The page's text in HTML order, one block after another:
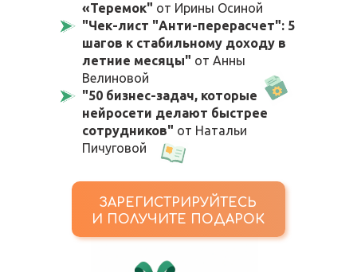
«Теремок" от Ирины Осиной
"Чек-лист "Анти-перерасчет": 5
шагов к стабильному доходу в
летние месяцы" от Анны
Велиновой
"50 бизнес-задач, которые
нейросети делают быстрее
сотрудников" от Натальи
Пичуговой
ЗАРЕГИСТРИРУЙТЕСЬ
И ПОЛУЧИТЕ ПОДАРОК